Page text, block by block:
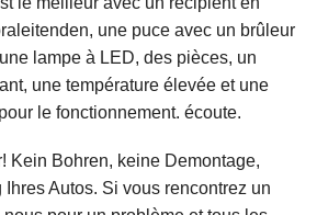
une puce avec un brûleur
lampe à LED, des pièces, un
une température élevée et une
le fonctionnement. écoute.
Kein Bohren, keine Demontage,
Autos. Si vous rencontrez un